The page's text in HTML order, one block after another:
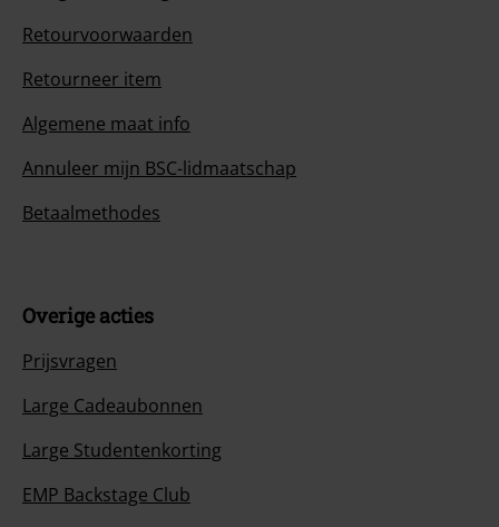
Retourvoorwaarden
Retourneer item
Algemene maat info
Annuleer mijn BSC-lidmaatschap
Betaalmethodes
Overige acties
Prijsvragen
Large Cadeaubonnen
Large Studentenkorting
EMP Backstage Club